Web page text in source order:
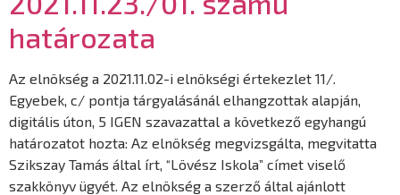
határozata
Az elnökség a 2021.11.02-i elnökségi értekezlet 11/.
Egyebek, c/ pontja tárgyalásánál elhangzottak alapján,
digitális úton, 5 IGEN szavazattal a következő egyhangú
határozatot hozta: Az elnökség megvizsgálta, megvitatta
Szikszay Tamás által írt, “Lövész Iskola” címet viselő
szakkönyv ügyét. Az elnökség a szerző által ajánlott